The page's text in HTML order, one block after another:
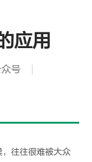
应用
号
往往很难被大众